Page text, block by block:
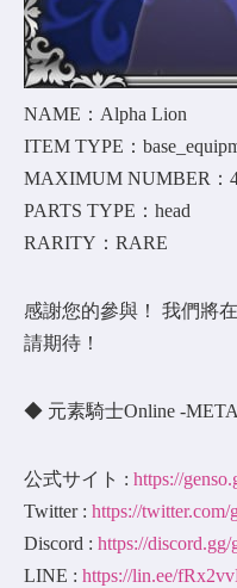
NAME：Alpha Lion
ITEM TYPE：
MAXIMUM NUMBER：
PARTS TYPE：head
RARITY：RARE
感謝您的參與！ 我們將
請期待！
◆ 元素騎士Online -
公式サイト : https://
Twitter : https://twitter.com/
Discord : https://discord.gg/
LINE : https://lin.ee/